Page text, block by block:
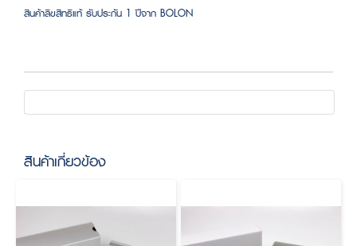
สินค้าลิขสิทธิแท้ รับประกัน 1 ปีจาก BOLON
สินค้าเกี่ยวข้อง